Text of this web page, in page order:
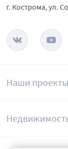
Наши проекты
г. Кострома, ул.